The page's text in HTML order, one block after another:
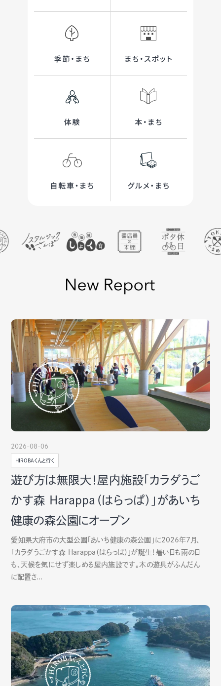
2026-08-06
HIROBAくんと行く
遊び方は無限大！屋内施設「カラダうご
かす森 Harappa（はらっぱ）」があいち
健康の森公園にオープン
愛知県大府市の大型公園「あいち健康の森公園」に2026年7月、
「カラダうごかす森 Harappa（はらっぱ）」が誕生！暑い日も雨の日
も、天候を気にせず楽しめる屋内施設です。木の遊具がふんだん
に配置さ...